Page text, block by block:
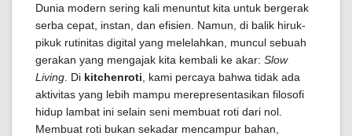
Dunia modern sering kali menuntut kita untuk bergerak
serba cepat, instan, dan efisien. Namun, di balik hiruk-
pikuk rutinitas digital yang melelahkan, muncul sebuah
gerakan yang mengajak kita kembali ke akar: Slow
Living . Di kitchenroti , kami percaya bahwa tidak ada
aktivitas yang lebih mampu merepresentasikan filosofi
hidup lambat ini selain seni membuat roti dari nol.
Membuat roti bukan sekadar mencampur bahan,